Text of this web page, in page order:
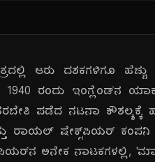
ಆರು ದಶಕಗಳಿಗೂ ಹೆಚ್ಚು
ರಂದು ಇಂಗ್ಲೆಂಡ್‌ನ
ಪಡೆದ ನಟನಾ ಕೌಶಲ್ಯಕ್ಕೆ
ರಾಯಲ್ ಷೇಕ್ಸ್‌ಪಿಯರ್ ಕಂಪನಿ
ಅನೇಕ ನಾಟಕಗಳಲ್ಲಿ,